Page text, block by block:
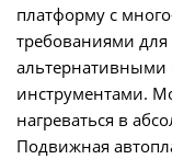
платформу с
требованиями
инструментами.
нагреваться в
Подвижная